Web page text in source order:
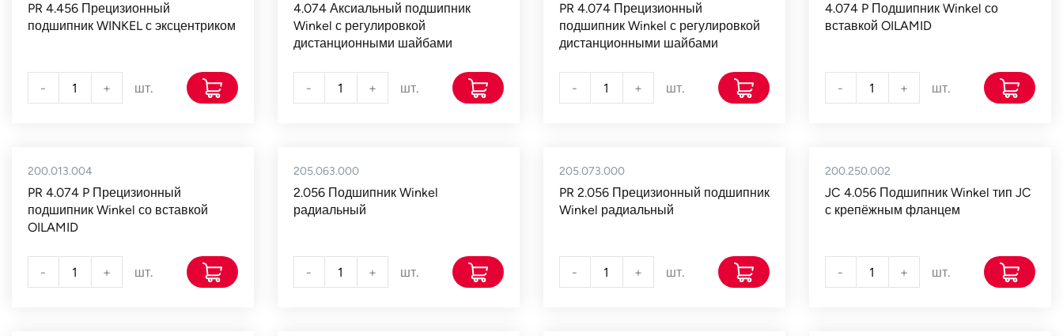
PR 4.456 Прецизионный
подшипник WINKEL с эксцентриком
- + шт.
4.074 Аксиальный подшипник
Winkel с регулировкой
дистанционными шайбами
- + шт.
PR 4.074 Прецизионный
подшипник Winkel с регулировкой
дистанционными шайбами
- + шт.
4.074 P Подшипник Winkel со
вставкой OILAMID
- + шт.
200.013.004
PR 4.074 P Прецизионный
подшипник Winkel со вставкой
OILAMID
- + шт.
205.063.000
2.056 Подшипник Winkel
радиальный
- + шт.
205.073.000
PR 2.056 Прецизионный подшипник
Winkel радиальный
- + шт.
200.250.002
JC 4.056 Подшипник Winkel тип JC
с крепёжным фланцем
- + шт.